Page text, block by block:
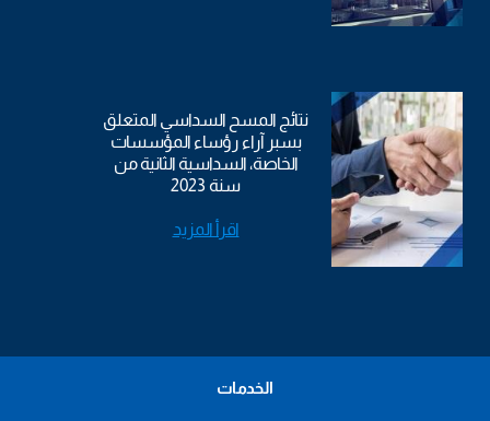
نتائج المسح السداسي المتعلق
بسبر آراء رؤساء المؤسسات
الخاصة، السداسية الثانية من
سنة 2023
اقرأ المزيد
الخدمات